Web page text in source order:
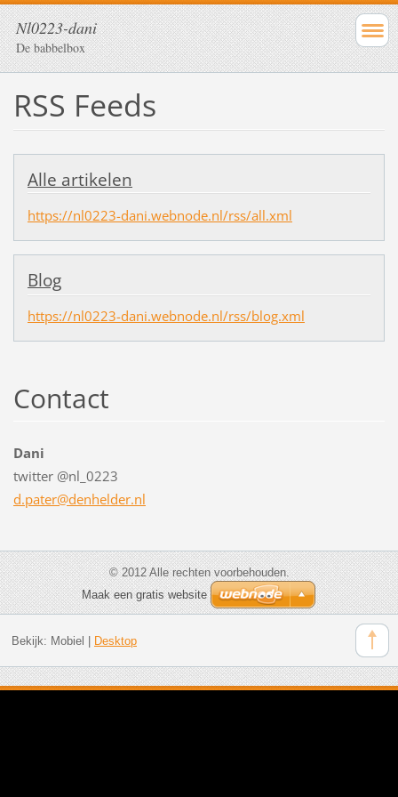
Nl0223-dani
De babbelbox
RSS Feeds
Alle artikelen
https://nl0223-dani.webnode.nl/rss/all.xml
Blog
https://nl0223-dani.webnode.nl/rss/blog.xml
Contact
Dani
twitter @nl_0223
d.pater@denhelder.nl
© 2012 Alle rechten voorbehouden.
Maak een gratis website
Bekijk: Mobiel Desktop